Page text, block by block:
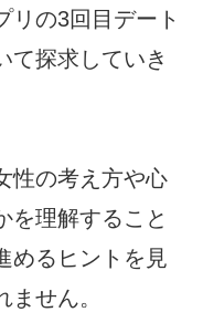
リの3回目デート
て探求していき
性の考え方や心
を理解すること
めるヒントを見
せん。